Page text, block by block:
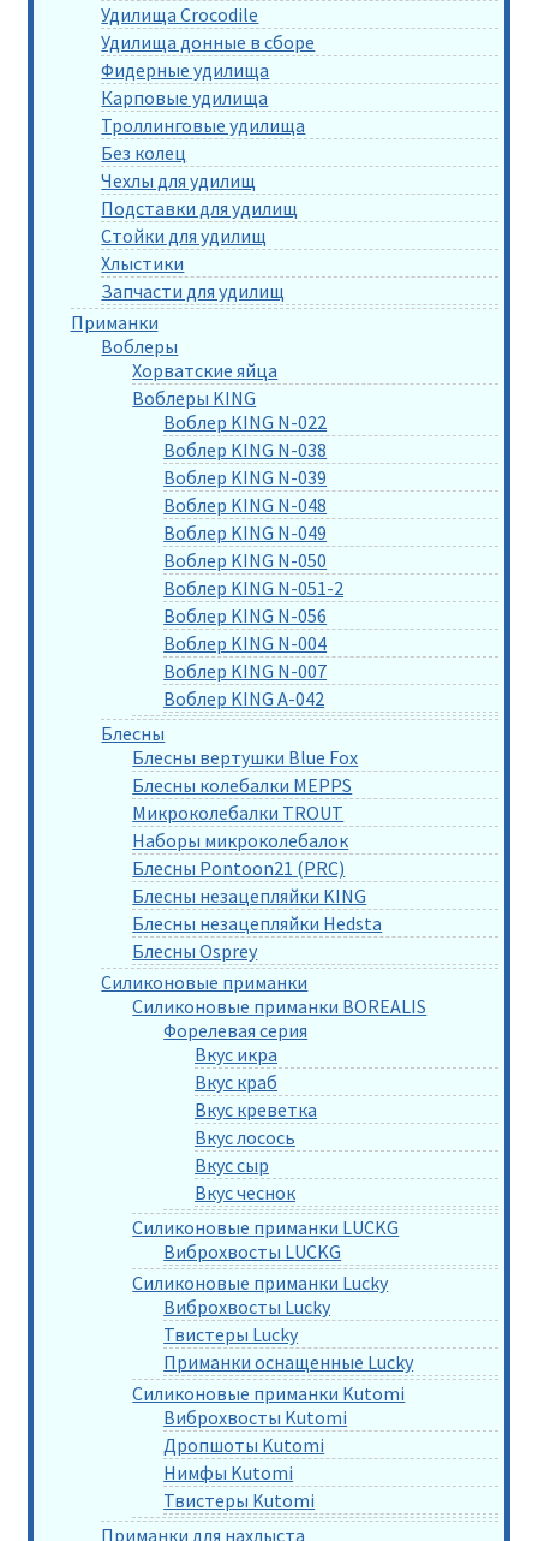
Удилища Crocodile
Удилища донные в сборе
Фидерные удилища
Карповые удилища
Троллинговые удилища
Без колец
Чехлы для удилищ
Подставки для удилищ
Стойки для удилищ
Хлыстики
Запчасти для удилищ
Приманки
Воблеры
Хорватские яйца
Воблеры KING
Воблер KING N-022
Воблер KING N-038
Воблер KING N-039
Воблер KING N-048
Воблер KING N-049
Воблер KING N-050
Воблер KING N-051-2
Воблер KING N-056
Воблер KING N-004
Воблер KING N-007
Воблер KING A-042
Блесны
Блесны вертушки Blue Fox
Блесны колебалки MEPPS
Микроколебалки TROUT
Наборы микроколебалок
Блесны Pontoon21 (PRC)
Блесны незацепляйки KING
Блесны незацепляйки Hedsta
Блесны Osprey
Силиконовые приманки
Силиконовые приманки BOREALIS
Форелевая серия
Вкус икра
Вкус краб
Вкус креветка
Вкус лосось
Вкус сыр
Вкус чеснок
Силиконовые приманки LUCKG
Виброхвосты LUCKG
Силиконовые приманки Lucky
Виброхвосты Lucky
Твистеры Lucky
Приманки оснащенные Lucky
Силиконовые приманки Kutomi
Виброхвосты Kutomi
Дропшоты Kutomi
Нимфы Kutomi
Твистеры Kutomi
Приманки для нахлыста